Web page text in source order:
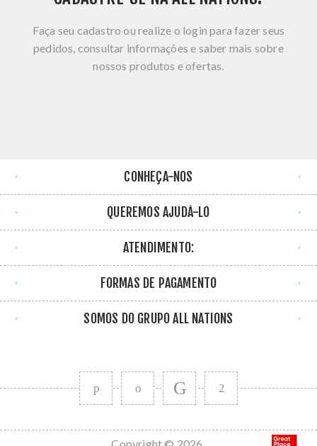
Faça seu cadastro ou realize o login para fazer seus
pedidos, consultar informações e saber mais sobre
nossos produtos e ofertas.
CONHEÇA-NOS
QUEREMOS AJUDÁ-LO
ATENDIMENTO:
FORMAS DE PAGAMENTO
SOMOS DO GRUPO ALL NATIONS